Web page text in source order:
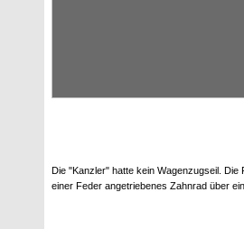
Die "Kanzler" hatte kein Wagenzugseil.
einer Feder angetriebenes Zahnrad über